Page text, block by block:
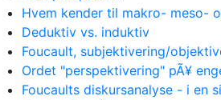
Hvem kender til makro- meso-
Deduktiv vs. induktiv
Foucault, subjektivering/
Ordet "perspektivering" pÃ¥
Foucaults diskursanalyse - i en